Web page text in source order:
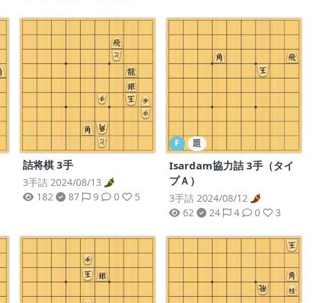
詰将棋 3手
3手詰 2024/08/13
182
87 9 0 5
F 題
Isardam協力詰 3手（タイ
プＡ）
3手詰 2024/08/12
62
24 4 0 3